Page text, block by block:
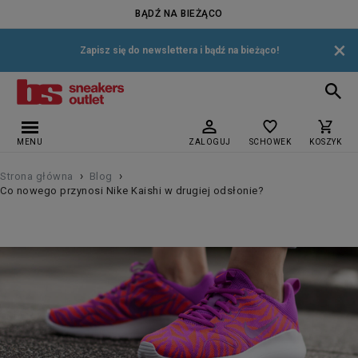
BĄDŹ NA BIEŻĄCO
Zapisz się do newslettera i bądź na bieżąco! ×
MENU ZALOGUJ SCHOWEK KOSZYK
Strona główna › Blog ›
Co nowego przynosi Nike Kaishi w drugiej odsłonie?